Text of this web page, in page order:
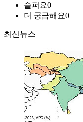
슬퍼요0
더 궁금해요0
최신뉴스